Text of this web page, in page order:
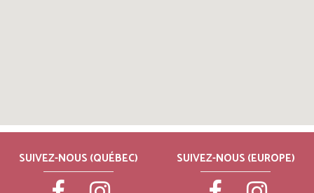
SUIVEZ-NOUS (QUÉBEC) SUIVEZ-NOUS (EUROPE)